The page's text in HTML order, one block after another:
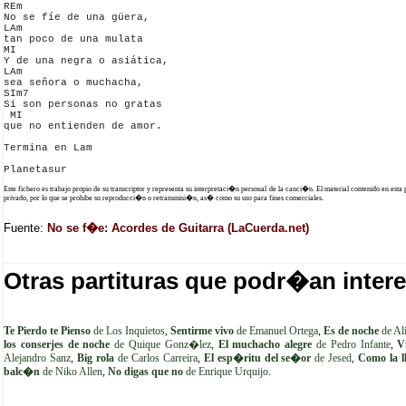
REm
No se fíe de una güera,
LAm
tan poco de una mulata
MI
Y de una negra o asiática,
LAm
sea señora o muchacha,
SIm7
Si son personas no gratas
MI
que no entienden de amor.
Termina en Lam
Este fichero es trabajo propio de su transcriptor y representa su interpretaci�n personal de la canci�n. El material contenido en esta
privado, por lo que se prohibe su reproducci�n o retransmisi�n, as� como su uso para fines comerciales.
Fuente: No se f�e: Acordes de Guitarra (LaCuerda.net)
Otras partituras que podr�an
Te Pierdo te Pienso de Los Inquietos, Sentirme vivo de Emanuel Ortega, Es de noche de
los conserjes de noche de Quique Gonz�lez, El muchacho alegre de Pedro Infante,
Alejandro Sanz, Big rolade Carlos Carreira, El esp�ritu del se�or de Jesed,Como la
balc�n de Niko Allen, No digas que no de Enrique Urquijo.